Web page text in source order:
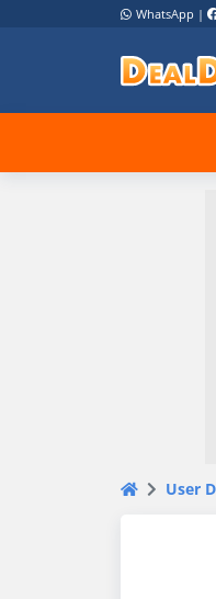
WhatsApp |
User